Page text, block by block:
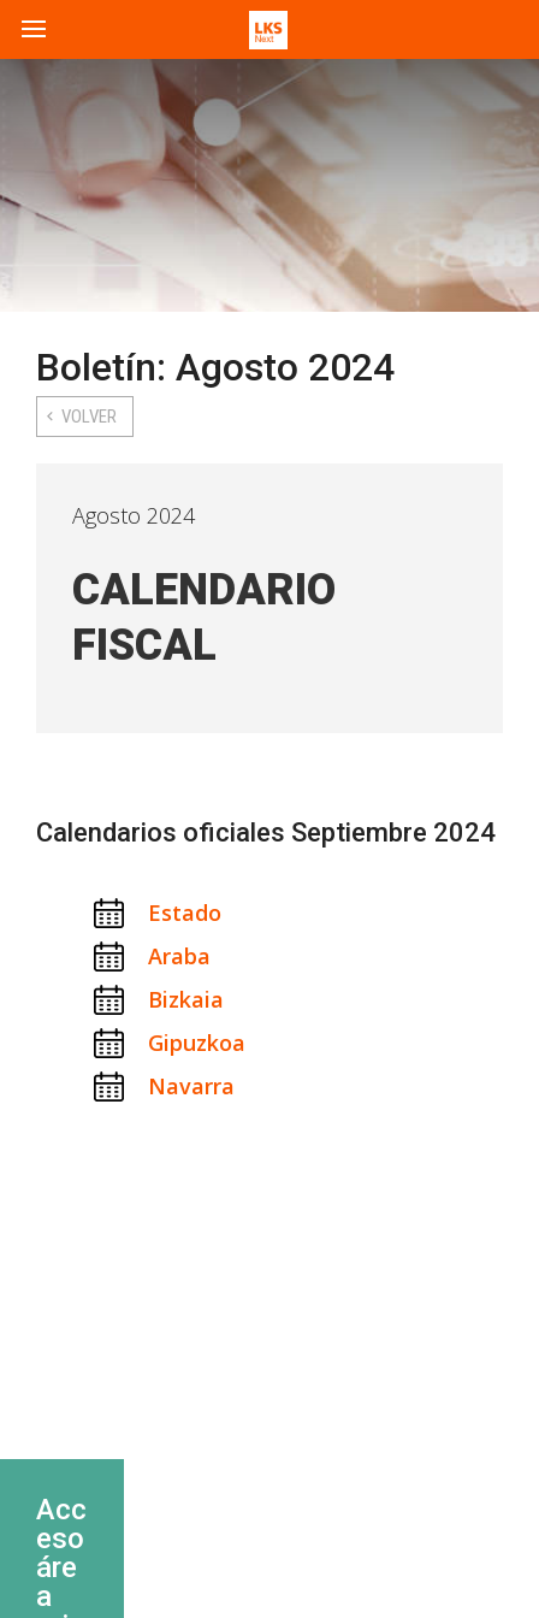
Boletín: Agosto 2024
VOLVER
Agosto 2024
CALENDARIO
FISCAL
Calendarios oficiales Septiembre 2024
Estado
Araba
Bizkaia
Gipuzkoa
Navarra
Acc
eso
áre
a